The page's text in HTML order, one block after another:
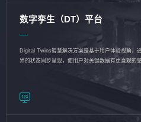
数字孪生（DT）平台
Digital Twins智慧解决方案是基于用户体验视角，
界的状态同步呈现，使用户对关键数据有更直观的